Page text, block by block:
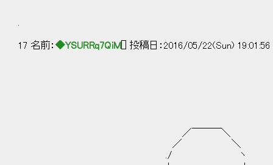
17 名前： ◆YSURRq7QiM [] 投稿日：2016/05/22(Sun) 19:01:56
／￣￣￣＼
／ ＼
./ ヽ